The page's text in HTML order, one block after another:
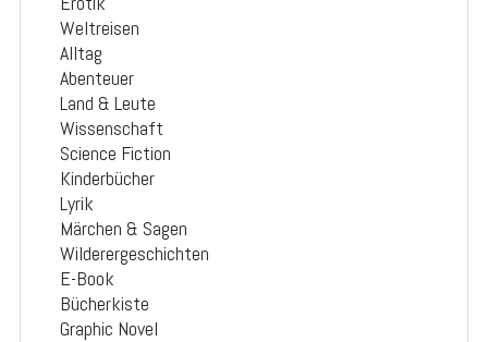
Weltreisen
Alltag
Abenteuer
Land & Leute
Wissenschaft
Science Fiction
Kinderbücher
Lyrik
Märchen & Sagen
Wilderergeschichten
E-Book
Bücherkiste
Graphic Novel